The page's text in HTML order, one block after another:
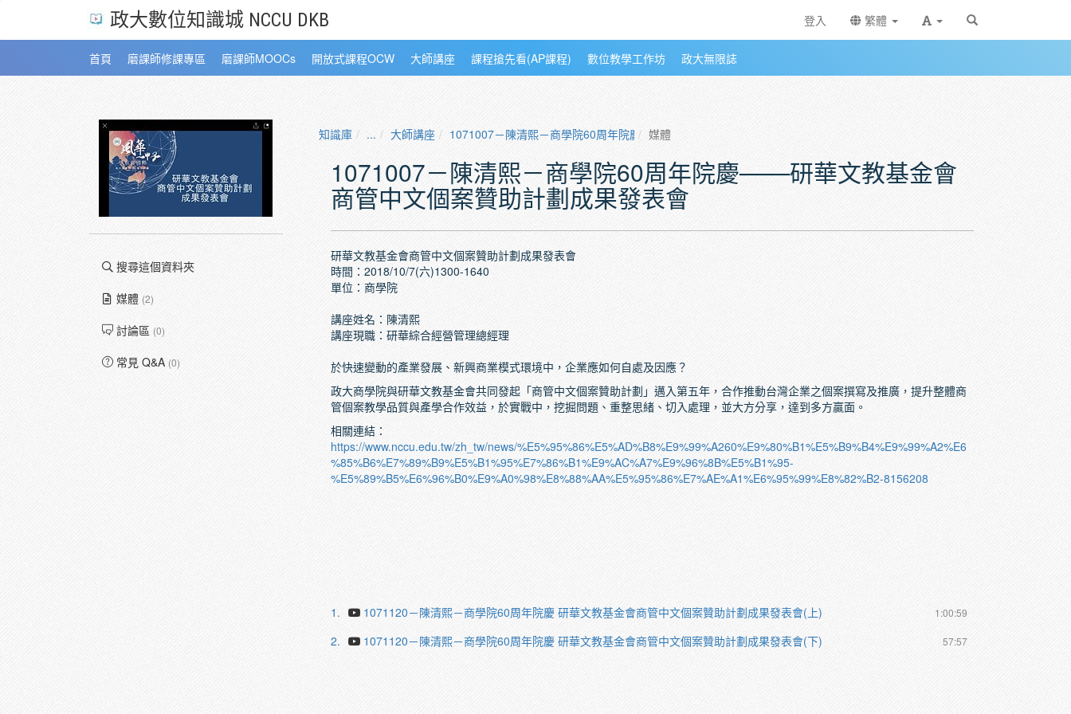
政大數位知識城 NCCU DKB 登入 繁體
首頁 磨課師修課專區 磨課師MOOCs 開放式課程OCW 大師講座 課程搶先看(AP課程) 數位教學工作坊 政大無限誌
搜尋這個資料夾
媒體 (2)
討論區 (0)
常見 Q&A (0)
知識庫 ... 大師講座 1071007－陳清熙－商學院60周年院慶───研華文教基金會商管中文個案贊助計劃成果發表會
媒體
1071007－陳清熙－商學院60周年院慶───研華文教基金會
商管中文個案贊助計劃成果發表會
研華文教基金會商管中文個案贊助計劃成果發表會
時間：2018/10/7(六)1300-1640
單位：商學院
講座姓名：陳清熙
講座現職：研華綜合經營管理總經理
於快速變動的產業發展、新興商業模式環境中，企業應如何自處及因應？
政大商學院與研華文教基金會共同發起「商管中文個案贊助計劃」邁入第五年，合作推動台灣企業之個案撰寫及推廣，提升整體商
管個案教學品質與產學合作效益，於實戰中，挖掘問題、重整思緒、切入處理，並大方分享，達到多方贏面。
相關連結：
https://www.nccu.edu.tw/zh_tw/news/%E5%95%86%E5%AD%B8%E9%99%A260%E9%80%B1%E5%B9%B4%E9%99%A2%E6
%85%B6%E7%89%B9%E5%B1%95%E7%86%B1%E9%AC%A7%E9%96%8B%E5%B1%95-
%E5%89%B5%E6%96%B0%E9%A0%98%E8%88%AA%E5%95%86%E7%AE%A1%E6%95%99%E8%82%B2-8156208
1. 1:00:59
1071120－陳清熙－商學院60周年院慶 研華文教基金會商管中文個案贊助計劃成果發表會(上)
2.
57:57
1071120－陳清熙－商學院60周年院慶 研華文教基金會商管中文個案贊助計劃成果發表會(下)